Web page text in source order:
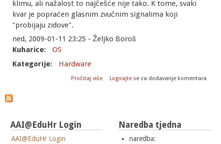
klimu, ali nažalost to najčešće nije tako. K tome, svaki
kvar je popraćen glasnim zvučnim signalima koji
"probijaju zidove".
ned, 2009-01-11 23:25 - Željko Boroš
Kuharice:
OS
Kategorije:
Hardware
Pročitaj više
o Što učiniti kad se pokvari disk na
Logirajte se za dodavanje komentara
AAI@EduHr Login
AAI@EduHr Login
Naredba tjedna
naredba: